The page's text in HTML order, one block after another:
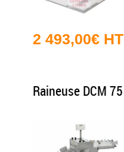
2 493,00€ HT
Raineuse DCM 75